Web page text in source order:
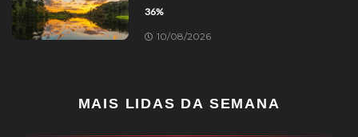
36%
10/08/2026
MAIS LIDAS DA SEMANA